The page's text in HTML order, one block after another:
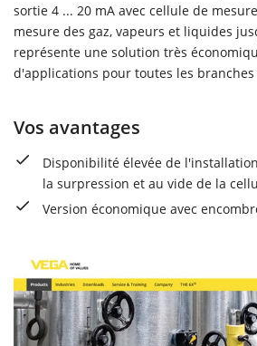
sortie 4 ... 20 mA avec cellule de
mesure des gaz, vapeurs et liquides
représente une solution très
d'applications pour toutes les
Vos avantages
Disponibilité élevée de
la surpression et au vide de la
Version économique avec